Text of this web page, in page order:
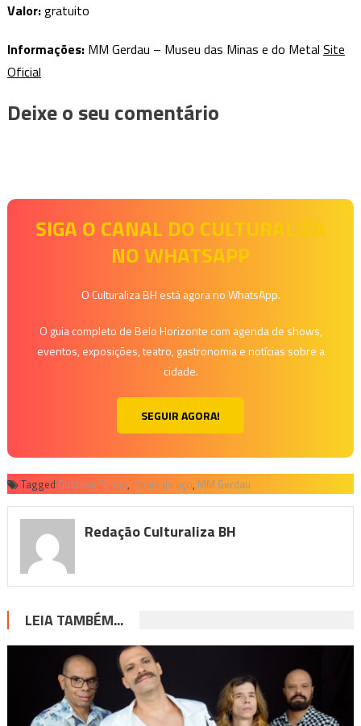
Valor:gratuito
Informações:MM Gerdau – Museu das Minas e do Metal Site
Oficial
Deixe o seu comentário
SIGA O CANAL DO CULTURALIZA
NO WHATSAPP
O Culturaliza BH está agora no WhatsApp.
O guia completo de Belo Horizonte com agenda de shows,
eventos, exposições, teatro, gastronomia e notícias sobre a
cidade.
SEGUIR AGORA!
Tagged Gustavo Penna, Ideais de aço, MM Gerdau
Redação Culturaliza BH
LEIA TAMBÉM...